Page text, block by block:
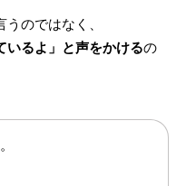
うのではなく、
いるよ」と声をかけるの